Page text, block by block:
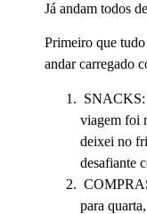
Já andam todos
Primeiro que tudo
andar carregado
SNACKS:
viagem foi
deixei no
desafiante
para